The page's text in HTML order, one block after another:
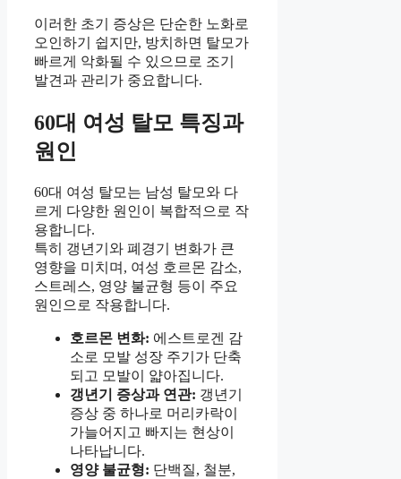
이러한 초기 증상은 단순한 노화로
오인하기 쉽지만, 방치하면 탈모가
빠르게 악화될 수 있으므로 조기
발견과 관리가 중요합니다.
60대 여성 탈모 특징과
원인
60대 여성 탈모는 남성 탈모와 다
르게 다양한 원인이 복합적으로 작
용합니다.
특히 갱년기와 폐경기 변화가 큰
영향을 미치며, 여성 호르몬 감소,
스트레스, 영양 불균형 등이 주요
원인으로 작용합니다.
호르몬 변화: 에스트로겐 감
소로 모발 성장 주기가 단축
되고 모발이 얇아집니다.
갱년기 증상과 연관: 갱년기
증상 중 하나로 머리카락이
가늘어지고 빠지는 현상이
나타납니다.
영양 불균형: 단백질, 철분,